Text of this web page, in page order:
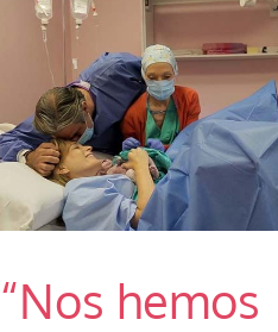
“Nos hemos